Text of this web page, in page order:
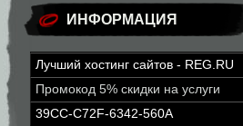
ИНФОРМАЦИЯ
Лучший хостинг сайтов - REG.RU
Промокод 5% скидки на услуги
39CC-C72F-6342-560A